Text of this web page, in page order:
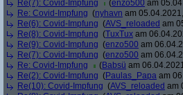
Re(7): Covid-Impfung
(enzo500 am
Re: Covid-Impfung (nyhavn am
Re(6): Covid-Impfung (AVS_reloaded am
Re(8): Covid-Impfung (TuxTux am
Re(9): Covid-Impfung (enzo500 am
Re(7): Covid-Impfung (enzo500 am
Re: Covid-Impfung
(Babsü am
Re(2): Covid-Impfung (Paulas_Papa am
Re(10): Covid-Impfung (AVS_reloaded am